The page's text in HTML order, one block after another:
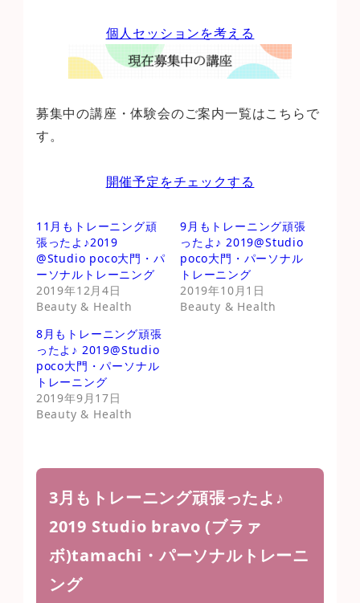
個人セッションを考える
募集中の講座・体験会のご案内一覧はこちらで
す。
開催予定をチェックする
11月もトレーニング頑
張ったよ♪2019
@Studio poco大門・パ
ーソナルトレーニング
2019年12月4日
Beauty & Health
9月もトレーニング頑張
ったよ♪ 2019@Studio
poco大門・パーソナル
トレーニング
2019年10月1日
Beauty & Health
8月もトレーニング頑張
ったよ♪ 2019@Studio
poco大門・パーソナル
トレーニング
2019年9月17日
Beauty & Health
3月もトレーニング頑張ったよ♪
2019 Studio bravo (ブラァ
ボ)tamachi・パーソナルトレーニ
ング